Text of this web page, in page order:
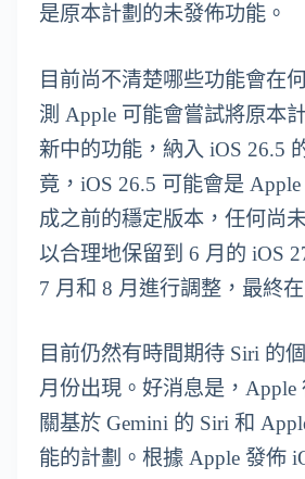
是原本計劃的未發佈功能。
目前尚不清楚哪些功能會在
測 Apple 可能會嘗試將原本
新中的功能，納入 iOS 26.5
竟，iOS 26.5 可能會是
成之前的穩定版本，任何尚
以合理地保留到 6 月的 iOS
7 月和 8 月進行調整，最終
目前仍然有時間期待 Siri 的
月份出現。好消息是，Apple
關基於 Gemini 的 Siri 和
能的計劃。根據 Apple 發佈